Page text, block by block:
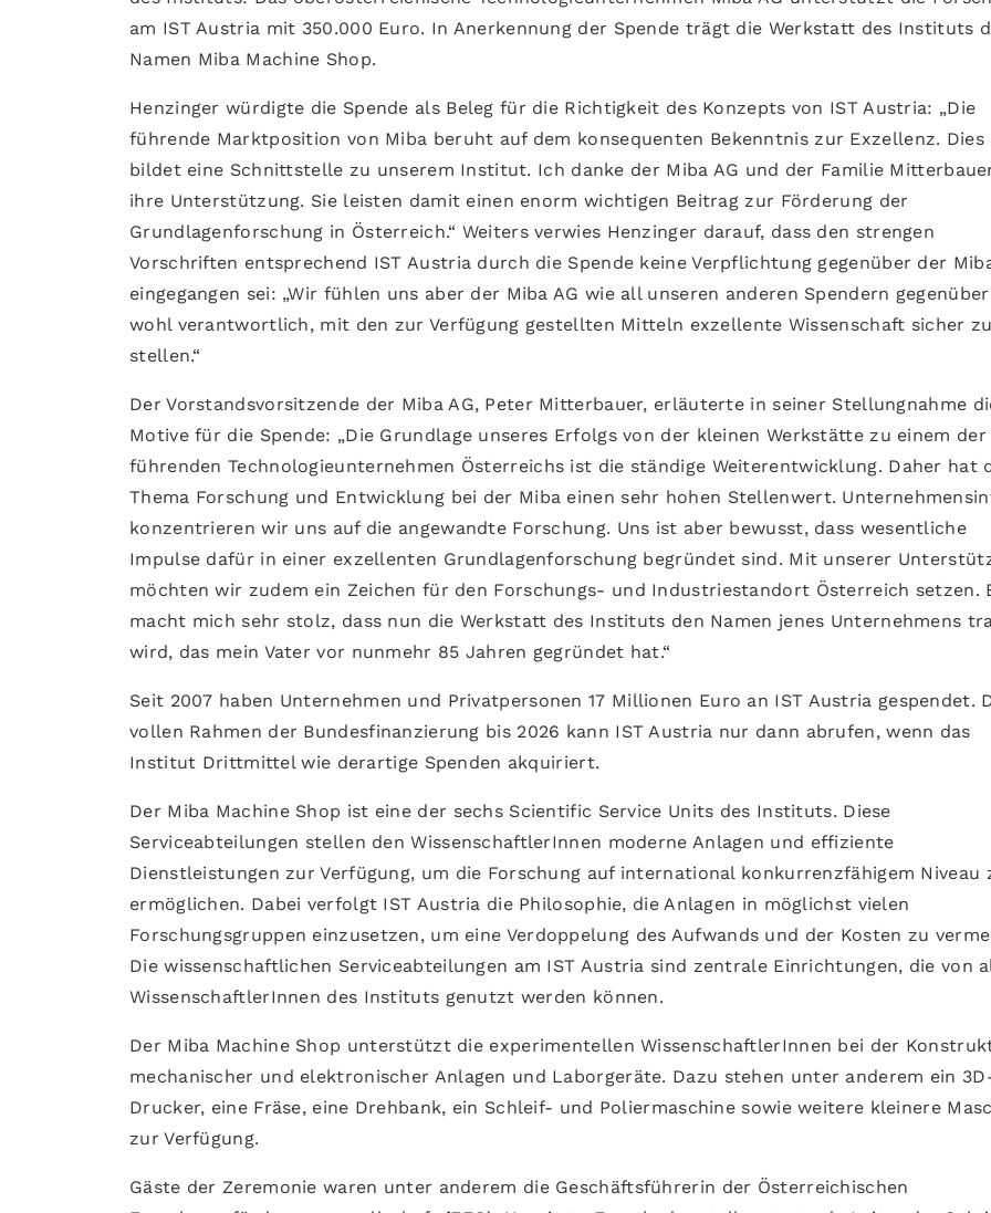
am IST Austria mit 350.000 Euro. In Anerkennung der Spende trägt die Werkstatt des Instituts
Namen Miba Machine Shop.
Henzinger würdigte die Spende als Beleg für die Richtigkeit des Konzepts von IST Austria: „Die
führende Marktposition von Miba beruht auf dem konsequenten Bekenntnis zur Exzellenz. Dies
bildet eine Schnittstelle zu unserem Institut. Ich danke der Miba AG und der Familie
ihre Unterstützung. Sie leisten damit einen enorm wichtigen Beitrag zur Förderung der
Grundlagenforschung in Österreich.“ Weiters verwies Henzinger darauf, dass den strengen
Vorschriften entsprechend IST Austria durch die Spende keine Verpflichtung gegenüber der
eingegangen sei: „Wir fühlen uns aber der Miba AG wie all unseren anderen Spendern
wohl verantwortlich, mit den zur Verfügung gestellten Mitteln exzellente Wissenschaft sicher zu
stellen.“
Der Vorstandsvorsitzende der Miba AG, Peter Mitterbauer, erläuterte in seiner Stellungnahme
Motive für die Spende: „Die Grundlage unseres Erfolgs von der kleinen Werkstätte zu einem der
führenden Technologieunternehmen Österreichs ist die ständige Weiterentwicklung. Daher hat
Thema Forschung und Entwicklung bei der Miba einen sehr hohen Stellenwert.
konzentrieren wir uns auf die angewandte Forschung. Uns ist aber bewusst, dass wesentliche
Impulse dafür in einer exzellenten Grundlagenforschung begründet sind. Mit unserer
möchten wir zudem ein Zeichen für den Forschungs- und Industriestandort Österreich setzen.
macht mich sehr stolz, dass nun die Werkstatt des Instituts den Namen jenes Unternehmens
wird, das mein Vater vor nunmehr 85 Jahren gegründet hat.“
Seit 2007 haben Unternehmen und Privatpersonen 17 Millionen Euro an IST Austria gespendet.
vollen Rahmen der Bundesfinanzierung bis 2026 kann IST Austria nur dann abrufen, wenn das
Institut Drittmittel wie derartige Spenden akquiriert.
Der Miba Machine Shop ist eine der sechs Scientific Service Units des Instituts. Diese
Serviceabteilungen stellen den WissenschaftlerInnen moderne Anlagen und effiziente
Dienstleistungen zur Verfügung, um die Forschung auf international konkurrenzfähigem Niveau
ermöglichen. Dabei verfolgt IST Austria die Philosophie, die Anlagen in möglichst vielen
Forschungsgruppen einzusetzen, um eine Verdoppelung des Aufwands und der Kosten zu
Die wissenschaftlichen Serviceabteilungen am IST Austria sind zentrale Einrichtungen, die von
WissenschaftlerInnen des Instituts genutzt werden können.
Der Miba Machine Shop unterstützt die experimentellen WissenschaftlerInnen bei der
mechanischer und elektronischer Anlagen und Laborgeräte. Dazu stehen unter anderem ein
Drucker, eine Fräse, eine Drehbank, ein Schleif- und Poliermaschine sowie weitere kleinere
zur Verfügung.
Gäste der Zeremonie waren unter anderem die Geschäftsführerin der Österreichischen